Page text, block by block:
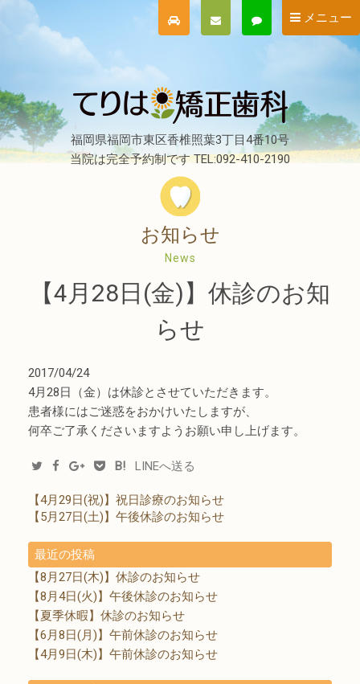
メニュー
福岡県福岡市東区香椎照葉3丁目4番10号
当院は完全予約制です TEL:092-410-2190
お知らせ
News
【4月28日(金)】休診のお知
らせ
2017/04/24
4月28日（金）は休診とさせていただきます。
患者様にはご迷惑をおかけいたしますが、
何卒ご了承くださいますようお願い申し上げます。
B! LINEへ送る
【4月29日(祝)】祝日診療のお知らせ
【5月27日(土)】午後休診のお知らせ
最近の投稿
【8月27日(木)】休診のお知らせ
【8月4日(火)】午後休診のお知らせ
【夏季休暇】休診のお知らせ
【6月8日(月)】午前休診のお知らせ
【4月9日(木)】午前休診のお知らせ